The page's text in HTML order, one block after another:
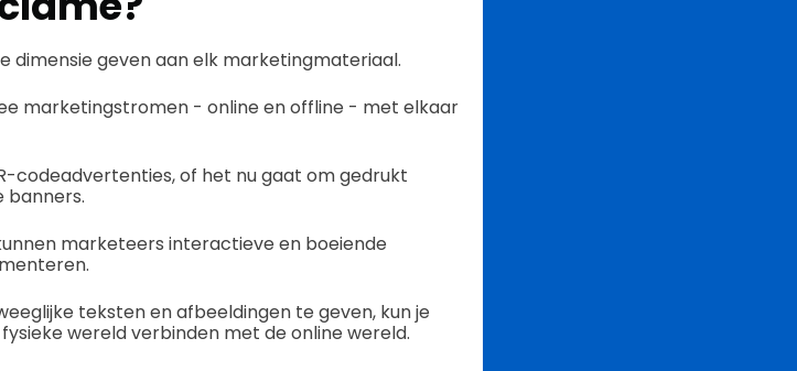
dimensie geven aan elk marketingmateriaal.
marketingstromen - online en offline - met elkaar
codeadvertenties, of het nu gaat om gedrukt
banners.
marketeers interactieve en boeiende
teksten en afbeeldingen te geven, kun je
wereld verbinden met de online wereld.